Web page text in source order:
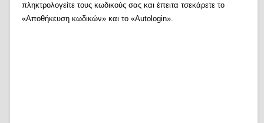
πληκτρολογείτε τους κωδικούς σας και έπειτα τσεκάρετε το
«Αποθήκευση κωδικών» και το «Autologin».